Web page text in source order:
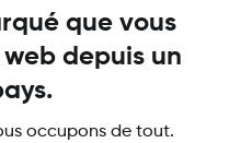
que vous
depuis un
occupons de tout.